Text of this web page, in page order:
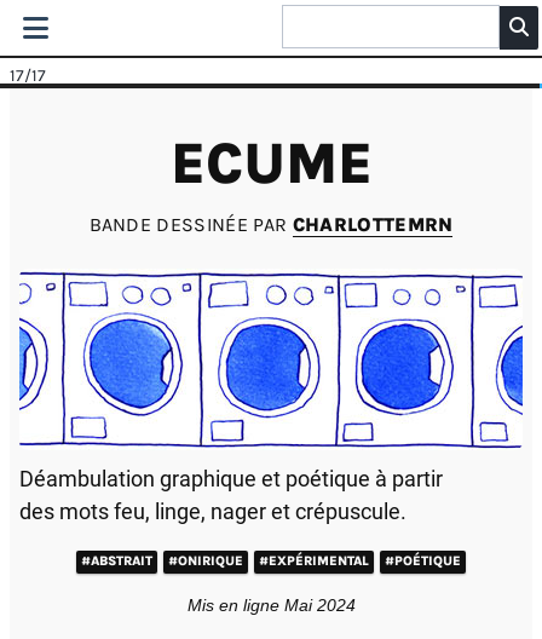
17/17
ECUME
BANDE DESSINÉE PAR CHARLOTTEMRN
Déambulation graphique et poétique à partir
des mots feu, linge, nager et crépuscule.
#ABSTRAIT #ONIRIQUE #EXPÉRIMENTAL #POÉTIQUE
Mis en ligne Mai 2024